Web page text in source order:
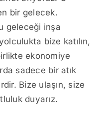
bir gelecek.
geleceği inşa
bize katılın,
ekonomiye
sadece bir atık
Bize ulaşın, size
duyarız.